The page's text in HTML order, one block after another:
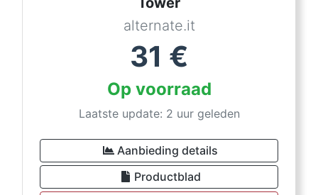
alternate.it
31 €
Op voorraad
Laatste update: 2 uur geleden
Aanbieding details
Productblad